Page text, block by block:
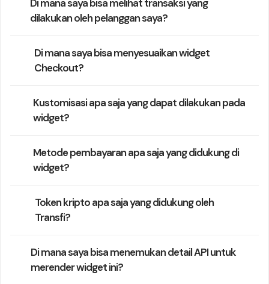
Di mana saya bisa melihat transaksi yang
dilakukan oleh pelanggan saya?
Di mana saya bisa menyesuaikan widget
Checkout?
Kustomisasi apa saja yang dapat dilakukan pada
widget?
Metode pembayaran apa saja yang didukung di
widget?
Token kripto apa saja yang didukung oleh
Transfi?
Di mana saya bisa menemukan detail API untuk
merender widget ini?